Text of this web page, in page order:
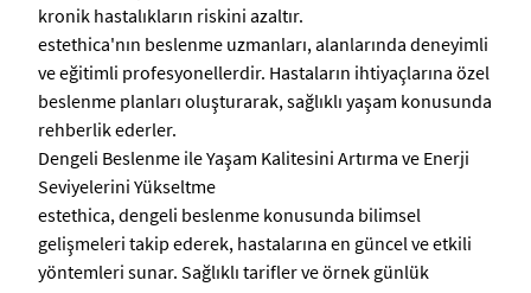
kronik hastalıkların riskini azaltır.
estethica'nın beslenme uzmanları, alanlarında deneyimli
ve eğitimli profesyonellerdir. Hastaların ihtiyaçlarına özel
beslenme planları oluşturarak, sağlıklı yaşam konusunda
rehberlik ederler.
Dengeli Beslenme ile Yaşam Kalitesini Artırma ve Enerji
Seviyelerini Yükseltme
estethica, dengeli beslenme konusunda bilimsel
gelişmeleri takip ederek, hastalarına en güncel ve etkili
yöntemleri sunar. Sağlıklı tarifler ve örnek günlük